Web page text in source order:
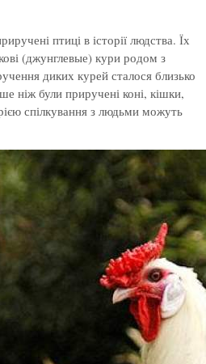
птиці в історії людства. Їх
(джунглевые) кури родом з
диких курей сталося близько
ніж були приручені коні, кішки,
спілкування з людьми можуть